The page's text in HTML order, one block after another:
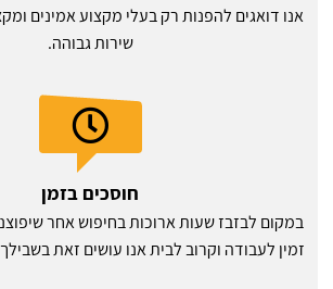
אנו דואגים להפנות רק בעלי מקצוע אמינים
שירות גבוהה.
חוסכים בזמן
במקום לבזבז שעות ארוכות בחיפוש אחר
זמין לעבודה וקרוב לבית אנו עושים זאת